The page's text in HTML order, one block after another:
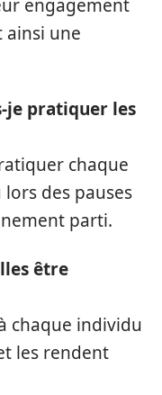
engagement
ainsi une
je pratiquer les
chaque
des pauses
parti.
être
chaque individu
les rendent